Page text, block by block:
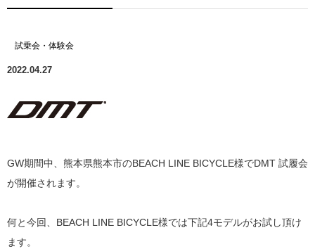
試乗会・体験会
2022.04.27
GW期間中、熊本県熊本市のBEACH LINE BICYCLE様でDMT 試履会
が開催されます。
何と今回、BEACH LINE BICYCLE様では下記4モデルがお試し頂け
ます。